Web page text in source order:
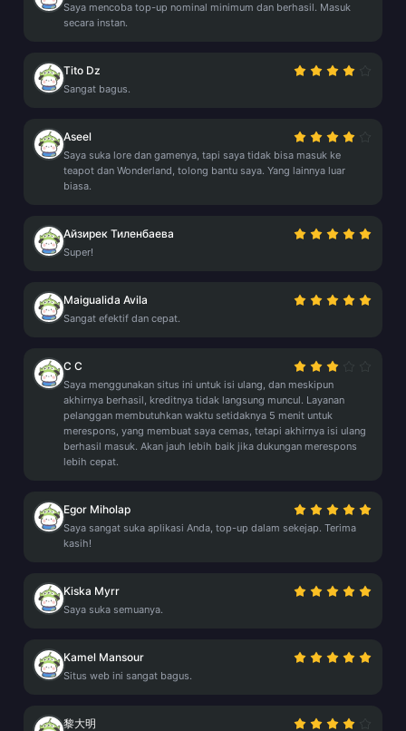
Saya mencoba top-up nominal minimum dan berhasil. Masuk
secara instan.
Tito Dz
Sangat bagus.
Aseel
Saya suka lore dan gamenya, tapi saya tidak bisa masuk ke
teapot dan Wonderland, tolong bantu saya. Yang lainnya luar
biasa.
Айзирек Тиленбаева
Super!
Maigualida Avila
Sangat efektif dan cepat.
C C
Saya menggunakan situs ini untuk isi ulang, dan meskipun
akhirnya berhasil, kreditnya tidak langsung muncul. Layanan
pelanggan membutuhkan waktu setidaknya 5 menit untuk
merespons, yang membuat saya cemas, tetapi akhirnya isi ulang
berhasil masuk. Akan jauh lebih baik jika dukungan merespons
lebih cepat.
Egor Miholap
Saya sangat suka aplikasi Anda, top-up dalam sekejap. Terima
kasih!
Kiska Myrr
Saya suka semuanya.
Kamel Mansour
Situs web ini sangat bagus.
黎大明